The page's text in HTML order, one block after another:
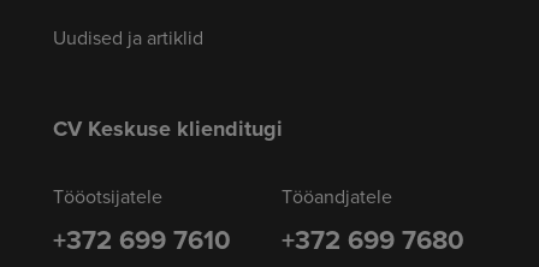
Uudised ja artiklid
CV Keskuse klienditugi
Tööotsijatele
+372 699 7610
Tööandjatele
+372 699 7680